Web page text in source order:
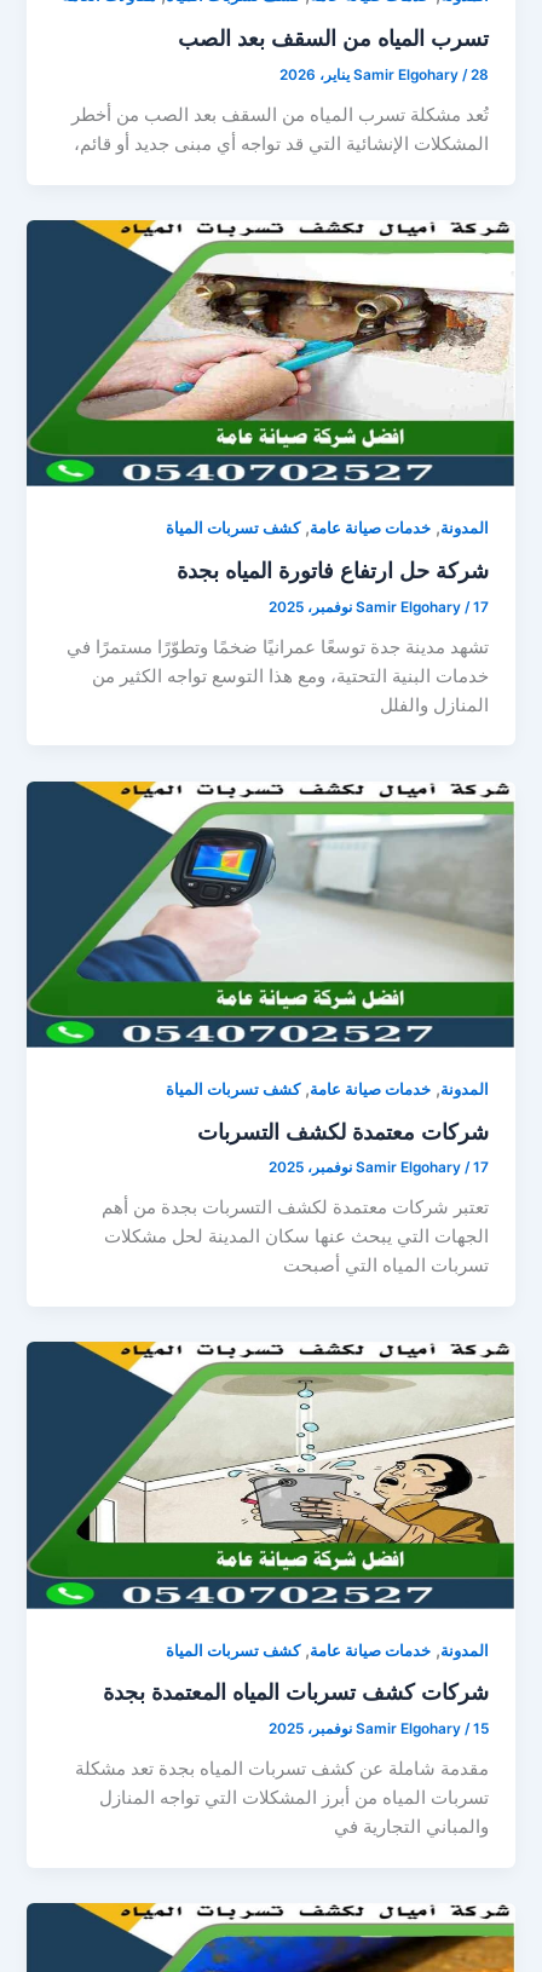
تسرب المياه من السقف بعد الصب
Samir Elgohary /28 يناير، 2026
تُعد مشكلة تسرب المياه من السقف بعد الصب من أخطر
المشكلات الإنشائية التي قد تواجه أي مبنى جديد أو قائم،
المدونة,خدمات صيانة عامة,كشف تسربات المياة
شركة حل ارتفاع فاتورة المياه بجدة
Samir Elgohary /17 نوفمبر، 2025
تشهد مدينة جدة توسعًا عمرانيًا ضخمًا وتطوّرًا مستمرًا في
خدمات البنية التحتية، ومع هذا التوسع تواجه الكثير من
المنازل والفلل
المدونة,خدمات صيانة عامة,كشف تسربات المياة
شركات معتمدة لكشف التسربات
Samir Elgohary /17 نوفمبر، 2025
تعتبر شركات معتمدة لكشف التسربات بجدة من أهم
الجهات التي يبحث عنها سكان المدينة لحل مشكلات
تسربات المياه التي أصبحت
المدونة,خدمات صيانة عامة,كشف تسربات المياة
شركات كشف تسربات المياه المعتمدة بجدة
Samir Elgohary /15 نوفمبر، 2025
مقدمة شاملة عن كشف تسربات المياه بجدة تعد مشكلة
تسربات المياه من أبرز المشكلات التي تواجه المنازل
والمباني التجارية في